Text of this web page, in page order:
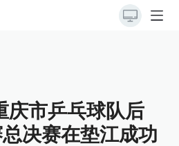
庆市乒乓球队后
决赛在垫江成功